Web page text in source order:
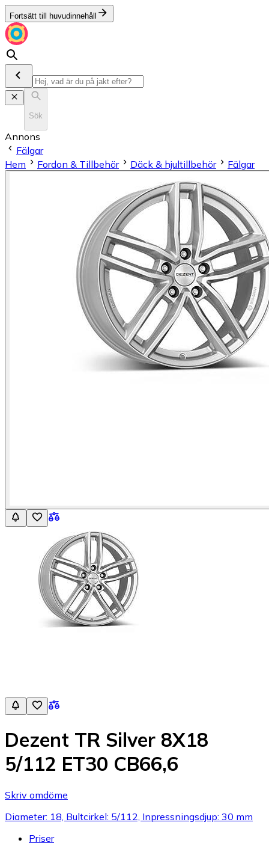
Fortsätt till huvudinnehåll
Sök
Annons
Fälgar
Hem
Fordon & Tillbehör Däck & hjultillbehör Fälgar
Dezent TR Silver 8X18
5/112 ET30 CB66,6
Skriv omdöme
Diameter: 18, Bultcirkel: 5/112, Inpressningsdjup: 30 mm
Priser